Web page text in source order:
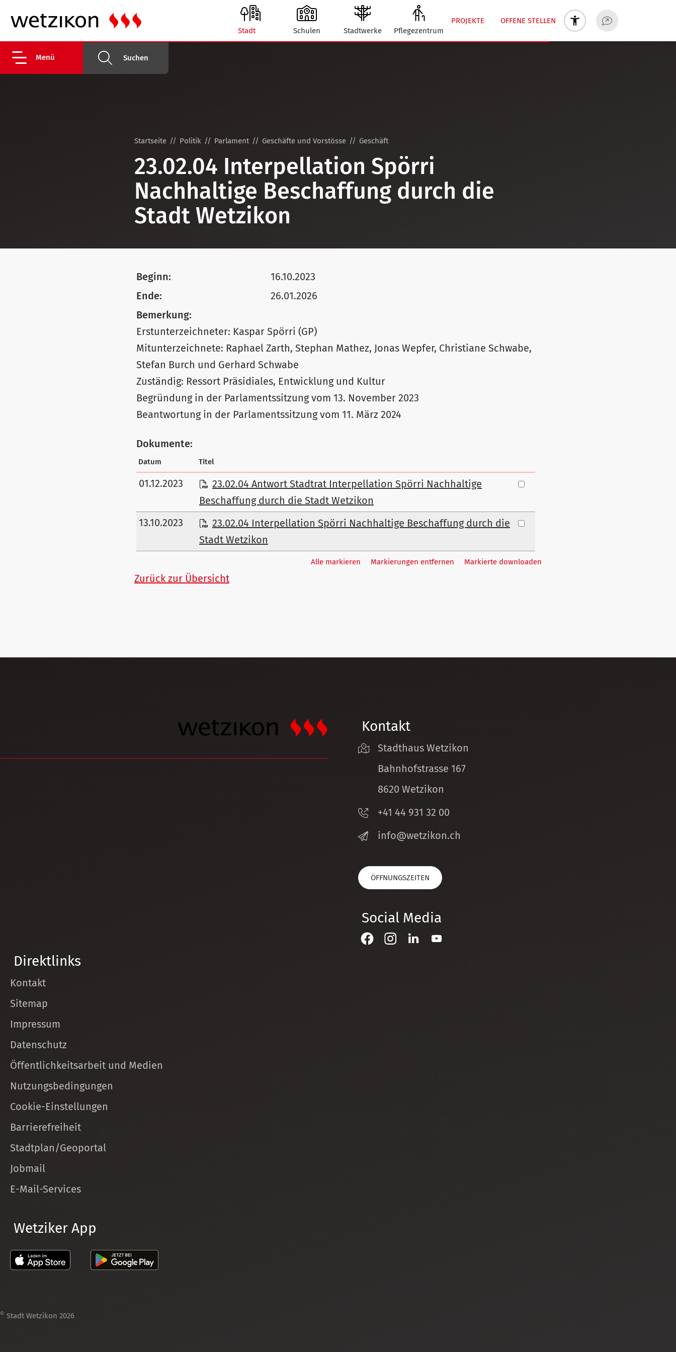
Menü Suchen
PROJEKTE
OFFENE STELLEN
Stadt
Schulen Stadtwerke Pflegezentrum
Startseite Politik Parlament Geschäfte und Vorstösse Geschäft
23.02.04 Interpellation Spörri
Nachhaltige Beschaffung durch die
Stadt Wetzikon
Beginn:
16.10.2023
Ende:
26.01.2026
Bemerkung:
Erstunterzeichneter: Kaspar Spörri (GP)
Mitunterzeichnete: Raphael Zarth, Stephan Mathez, Jonas Wepfer, Christiane Schwabe,
Stefan Burch und Gerhard Schwabe
Zuständig: Ressort Präsidiales, Entwicklung und Kultur
Begründung in der Parlamentssitzung vom 13. November 2023
Beantwortung in der Parlamentssitzung vom 11. März 2024
Dokumente:
Datum Titel
01.12.2023
23.02.04 Antwort Stadtrat Interpellation Spörri Nachhaltige
Beschaffung durch die Stadt Wetzikon
13.10.2023
23.02.04 Interpellation Spörri Nachhaltige Beschaffung durch die
Stadt Wetzikon
Alle markieren Markierungen entfernen Markierte downloaden
Zurück zur Übersicht
Kontakt
Stadthaus Wetzikon
Bahnhofstrasse 167
8620 Wetzikon
+41 44 931 32 00
nf
w tz k n ch
ÖFFNUNGSZEITEN
Social Media
Direktlinks
Kontakt
Sitemap
Impressum
Datenschutz
Öffentlichkeitsarbeit und Medien
Nutzungsbedingungen
Cookie-Einstellungen
Barrierefreiheit
Stadtplan/Geoportal
Jobmail
E-Mail-Services
Wetziker App
© Stadt Wetzikon 2026